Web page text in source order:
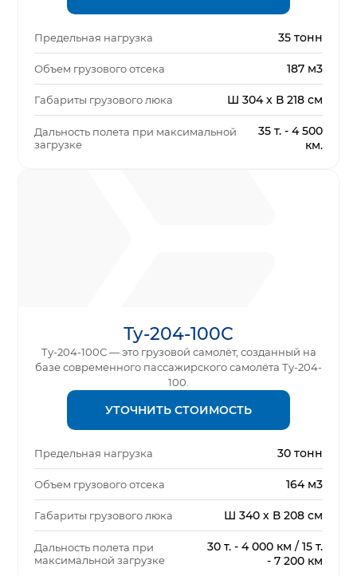
Предельная нагрузка 35 тонн
Объем грузового отсека 187 м3
Габариты грузового люка Ш 304 x В 218 см
Дальность полета при максимальной
загрузке
35 т. - 4 500
км.
Ту-204-100С
Ту-204-100С — это грузовой самолёт, созданный на
базе современного пассажирского самолёта Ту-204-
100.
УТОЧНИТЬ СТОИМОСТЬ
Предельная нагрузка 30 тонн
Объем грузового отсека 164 м3
Габариты грузового люка Ш 340 х В 208 см
Дальность полета при
максимальной загрузке
30 т. - 4 000 км / 15 т.
- 7 200 км